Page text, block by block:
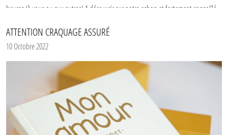
heures (à vous ou aux autres) A découvrir sur notre eshop et fortement conseillé.
ATTENTION CRAQUAGE ASSURÉ
10 Octobre 2022